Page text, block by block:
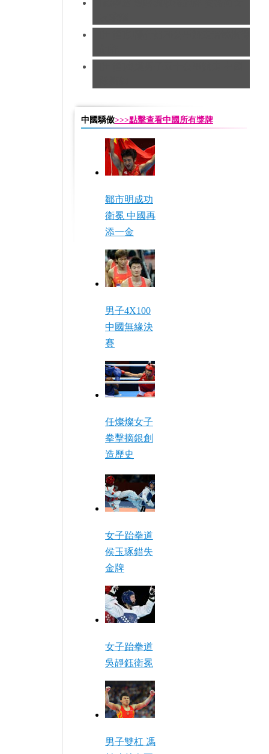
中國驕傲>>>點擊查看中國所有獎牌
鄒市明成功
衛冕 中國再
添一金
男子4X100
中國無緣決
賽
任燦燦女子
拳擊摘銀創
造歷史
女子跆拳道
侯玉琢錯失
金牌
女子跆拳道
吳靜鈺衛冕
男子雙杠 馮